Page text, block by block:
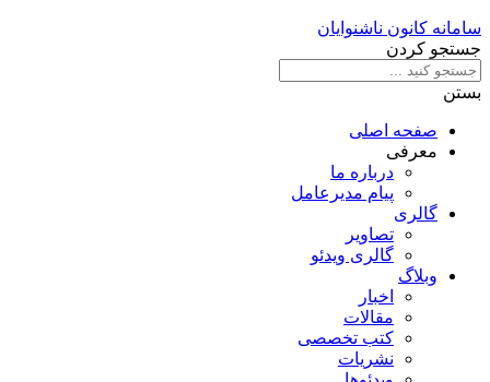
سامانه کانون ناشنوایان
جستجو کردن
بستن
صفحه اصلی
معرفی
درباره ما
پیام مدیرعامل
گالری
تصاویر
گالری ویدئو
وبلاگ
اخبار
مقالات
کتب تخصصی
نشریات